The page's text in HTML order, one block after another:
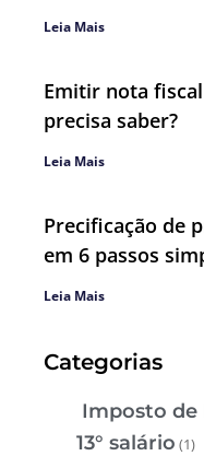
Leia Mais
Emitir nota
precisa saber?
Leia Mais
Precificação de
em 6 passos
Leia Mais
Categorias
Imposto de
13° salário (1)